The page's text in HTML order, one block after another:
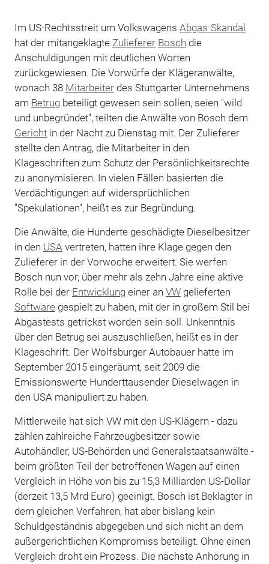
Im US-Rechtsstreit um Volkswagens Abgas-Skandal
hat der mitangeklagte Zulieferer Bosch die
Anschuldigungen mit deutlichen Worten
zurückgewiesen. Die Vorwürfe der Klägeranwälte,
wonach 38 Mitarbeiterdes Stuttgarter Unternehmens
am Betrugbeteiligt gewesen sein sollen, seien "wild
und unbegründet", teilten die Anwälte von Bosch dem
Gerichtin der Nacht zu Dienstag mit. Der Zulieferer
stellte den Antrag, die Mitarbeiter in den
Klageschriften zum Schutz der Persönlichkeitsrechte
zu anonymisieren. In vielen Fällen basierten die
Verdächtigungen auf widersprüchlichen
"Spekulationen", heißt es zur Begründung.
Die Anwälte, die Hunderte geschädigte Dieselbesitzer
in den USA vertreten, hatten ihre Klage gegen den
Zulieferer in der Vorwoche erweitert. Sie werfen
Bosch nun vor, über mehr als zehn Jahre eine aktive
Rolle bei der Entwicklungeiner an VWgelieferten
Software gespielt zu haben, mit der in großem Stil bei
Abgastests getrickst worden sein soll. Unkenntnis
über den Betrug sei auszuschließen, heißt es in der
Klageschrift. Der Wolfsburger Autobauer hatte im
September 2015 eingeräumt, seit 2009 die
Emissionswerte Hunderttausender Dieselwagen in
den USA manipuliert zu haben.
Mittlerweile hat sich VW mit den US-Klägern - dazu
zählen zahlreiche Fahrzeugbesitzer sowie
Autohändler, US-Behörden und Generalstaatsanwälte -
beim größten Teil der betroffenen Wagen auf einen
Vergleich in Höhe von bis zu 15,3 Milliarden US-Dollar
(derzeit 13,5 Mrd Euro) geeinigt. Bosch ist Beklagter in
dem gleichen Verfahren, hat aber bislang kein
Schuldgeständnis abgegeben und sich nicht an dem
außergerichtlichen Kompromiss beteiligt. Ohne einen
Vergleich droht ein Prozess. Die nächste Anhörung in